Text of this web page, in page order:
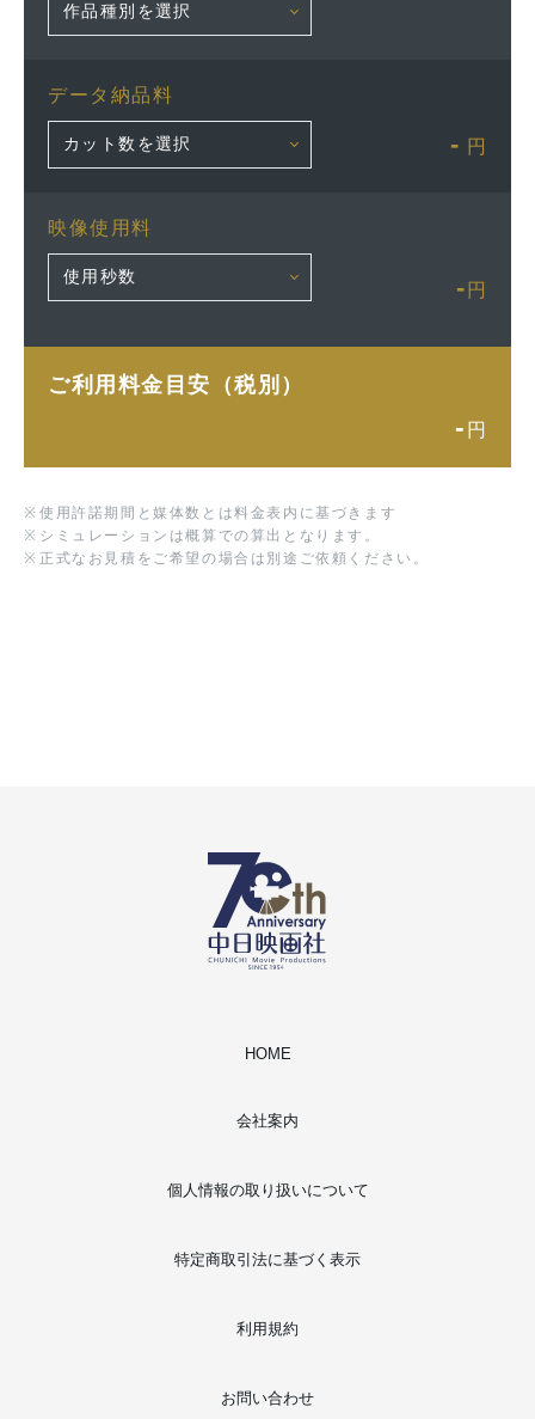
データ納品料
- 円
映像使用料
- 円
ご利用料金目安（税別）
- 円
※ 使用許諾期間と媒体数とは料金表内に基づきます
※ シミュレーションは概算での算出となります。
※ 正式なお見積をご希望の場合は別途ご依頼ください。
HOME
会社案内
個人情報の取り扱いについて
特定商取引法に基づく表示
利用規約
お問い合わせ